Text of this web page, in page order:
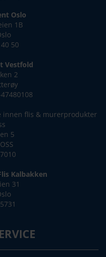
Oslo
1B
50
Vestfold
2
innen flis & murerprodukter
5
Kalbakken
31